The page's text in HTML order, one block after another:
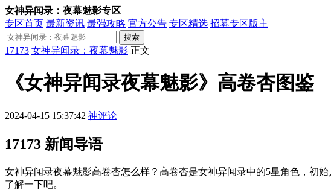
女神异闻录：夜幕魅影专区
专区首页 最新资讯 最强攻略 官方公告 专区精选 招募专区版主
搜索
17173 女神异闻录：夜幕魅影 正文
《女神异闻录夜幕魅影》高卷杏图鉴
2024-04-15 15:37:42 神评论
17173 新闻导语
女神异闻录夜幕魅影高卷杏怎么样？高卷杏是女神异闻录中的5星角色，初
了解一下吧。